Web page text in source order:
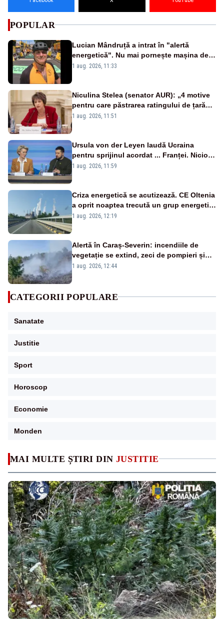
MAI MULTE ȘTIRI DIN JUSTITIE
POPULAR
Lucian Mândruță a intrat în "alertă
energetică". Nu mai pornește mașina de
spălat seara
1 aug. 2026, 11:33
Niculina Stelea (senator AUR): „4 motive
pentru care păstrarea ratingului de țară
nu este o reușită pentru Guvernul
1 aug. 2026, 11:51
Ursula von der Leyen laudă Ucraina
pentru sprijinul acordat ... Franței. Nicio
reacție privind ajutorul energetic promis
1 aug. 2026, 11:59
Criza energetică se acutizează. CE Oltenia
a oprit noaptea trecută un grup energetic
de la Rovinari
1 aug. 2026, 12:19
Alertă în Caraș-Severin: incendiile de
vegetație se extind, zeci de pompieri și
silvicultori se luptă cu flăcările - VIDEO
1 aug. 2026, 12:44
CATEGORII POPULARE
Sanatate
Justitie
Sport
Horoscop
Economie
Monden